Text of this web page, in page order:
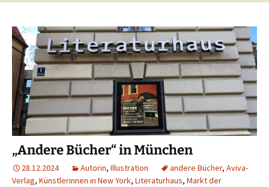
„Andere Bücher“ in München
28.12.2024 Autorin, Illustration andere Bücher, Aviva-
Verlag, Künstlerinnen in New York, Literaturhaus, Markt der